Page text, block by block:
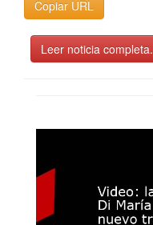
Copiar URL
Leer noticia completa.